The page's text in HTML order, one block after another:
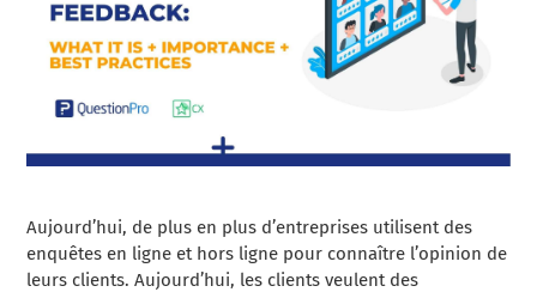
Aujourd’hui, de plus en plus d’entreprises utilisent des
enquêtes en ligne et hors ligne pour connaître l’opinion de
leurs clients. Aujourd’hui, les clients veulent des